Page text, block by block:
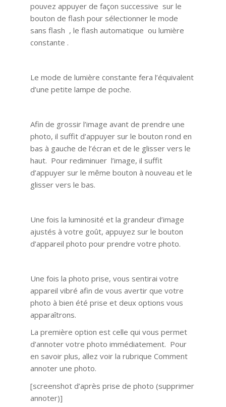
pouvez appuyer de façon successive sur le
bouton de flash pour sélectionner le mode
sans flash , le flash automatique ou lumière
constante .
Le mode de lumière constante fera l’équivalent
d’une petite lampe de poche.
Afin de grossir l’image avant de prendre une
photo, il suffit d’appuyer sur le bouton rond en
bas à gauche de l’écran et de le glisser vers le
haut. Pour rediminuer l’image, il suffit
d’appuyer sur le même bouton à nouveau et le
glisser vers le bas.
Une fois la luminosité et la grandeur d’image
ajustés à votre goût, appuyez sur le bouton
d’appareil photo pour prendre votre photo.
Une fois la photo prise, vous sentirai votre
appareil vibré afin de vous avertir que votre
photo à bien été prise et deux options vous
apparaîtrons.
La première option est celle qui vous permet
d’annoter votre photo immédiatement. Pour
en savoir plus, allez voir la rubrique Comment
annoter une photo.
[screenshot d’après prise de photo (supprimer
annoter)]